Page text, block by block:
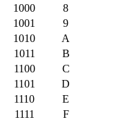
1000
8
1001
9
1010
A
1011
B
1100
C
1101
D
1110
E
1111
F